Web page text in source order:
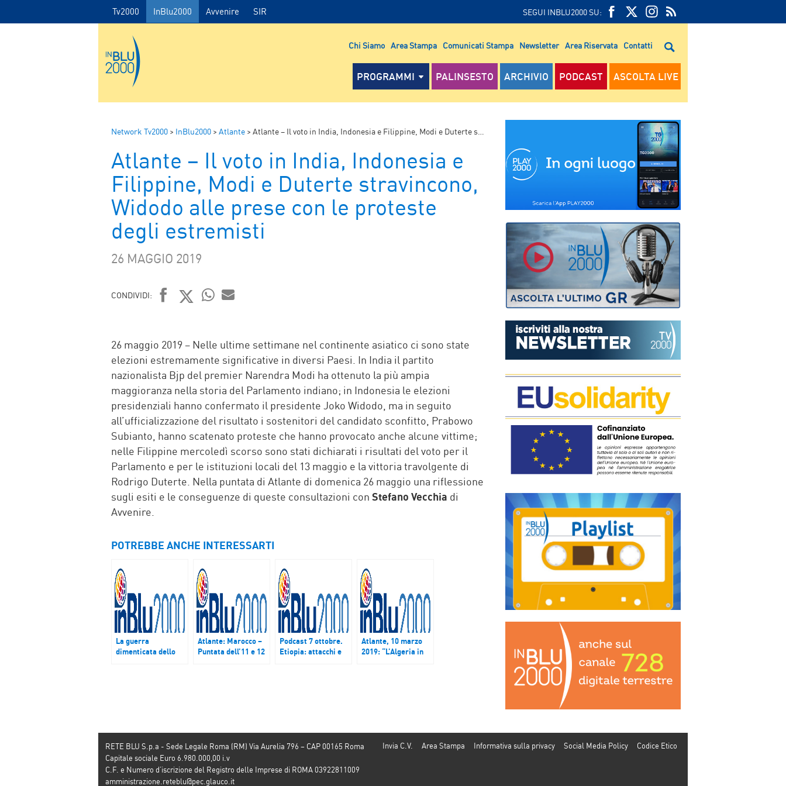
Tv2000 InBlu2000 Avvenire SIR SEGUI INBLU2000 SU:
FEED
RSS
RSS
Chi Siamo Area Stampa Comunicati Stampa Newsletter Area Riservata Contatti
PROGRAMMI PALINSESTO ARCHIVIO PODCAST ASCOLTA LIVE
Network Tv2000 > InBlu2000 > Atlante > Atlante – Il voto in India, Indonesia e Filippine, Modi e Duterte stravincono, Widodo alle prese con le proteste degli estremisti
Atlante – Il voto in India, Indonesia e
Filippine, Modi e Duterte stravincono,
Widodo alle prese con le proteste
degli estremisti
26 MAGGIO 2019
CONDIVIDI:
26 maggio 2019 – Nelle ultime settimane nel continente asiatico ci sono state
elezioni estremamente significative in diversi Paesi. In India il partito
nazionalista Bjp del premier Narendra Modi ha ottenuto la più ampia
maggioranza nella storia del Parlamento indiano; in Indonesia le elezioni
presidenziali hanno confermato il presidente Joko Widodo, ma in seguito
all’ufficializzazione del risultato i sostenitori del candidato sconfitto, Prabowo
Subianto, hanno scatenato proteste che hanno provocato anche alcune vittime;
nelle Filippine mercoledì scorso sono stati dichiarati i risultati del voto per il
Parlamento e per le istituzioni locali del 13 maggio e la vittoria travolgente di
Rodrigo Duterte. Nella puntata di Atlante di domenica 26 maggio una riflessione
sugli esiti e le conseguenze di queste consultazioni con Stefano Vecchia di
Avvenire.
POTREBBE ANCHE INTERESSARTI
La guerra
dimenticata dello
Atlante: Marocco –
Puntata dell’11 e 12
Podcast 7 ottobre.
Etiopia: attacchi e
Atlante, 10 marzo
2019: “L’Algeria in
Invia C.V. Area Stampa Informativa sulla privacy Social Media Policy Codice Etico
RETE BLU S.p.a - Sede Legale Roma (RM) Via Aurelia 796 – CAP 00165 Roma
Capitale sociale Euro 6.980.000,00 i.v
C.F. e Numero d’iscrizione del Registro delle Imprese di ROMA 03922811009
amministrazione.reteblu@pec.glauco.it